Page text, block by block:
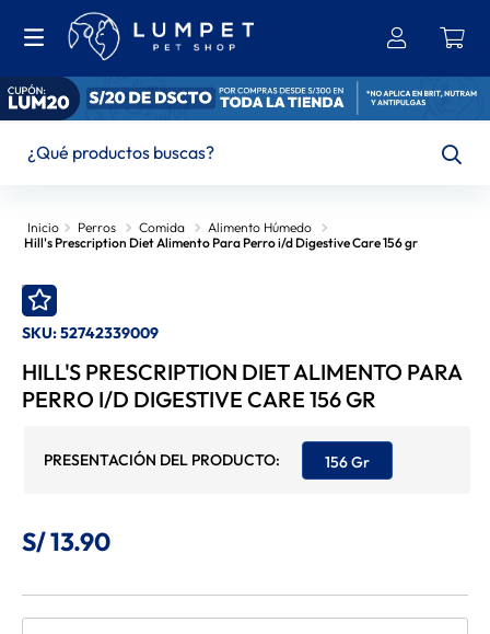
Perros Comida
Alimento Húmedo
Hill's Prescription Diet Alimento Para Perro i/d Digestive Care 156 gr
SKU:52742339009
HILL'S PRESCRIPTION DIET ALIMENTO PARA
PERRO I/D DIGESTIVE CARE 156 GR
156 Gr
S/13.90
TÉRMINOS MÁS BUSCADOS
2
3. Brit
4. Hills
Churu
6. Leonardo
8. Felix